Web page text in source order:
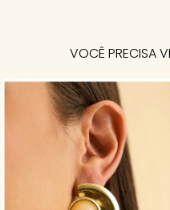
VOCÊ PRECISA